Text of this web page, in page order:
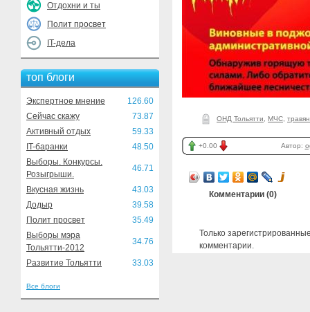
Отдохни и ты
Полит просвет
IT-дела
топ блоги
Экспертное мнение
126.60
Сейчас скажу
73.87
Активный отдых
59.33
IT-баранки
48.50
Выборы. Конкурсы.
Розыгрыши.
46.71
Вкусная жизнь
43.03
Додыр
39.58
Полит просвет
35.49
Выборы мэра
Тольятти-2012
34.76
Развитие Тольятти 33.03
Все блоги
ОНД Тольятти МЧС
+0.00 Автор:
Комментарии (0)
Только
комментарии.